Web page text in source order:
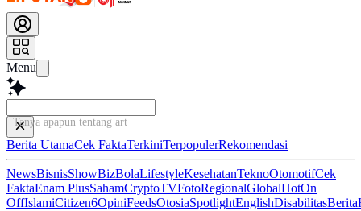
Menu
Tanya apapun tentang artikel i
Berita UtamaCek FaktaTerkiniTerpopulerRekomendasi
NewsBisnisShowBizBolaLifestyleKesehatanTeknoOtomotifCek
FaktaEnam PlusSahamCryptoTVFotoRegionalGlobalHotOn
OffIslamiCitizen6OpiniFeedsOtosiaSpotlightEnglishDisabilitasBerita